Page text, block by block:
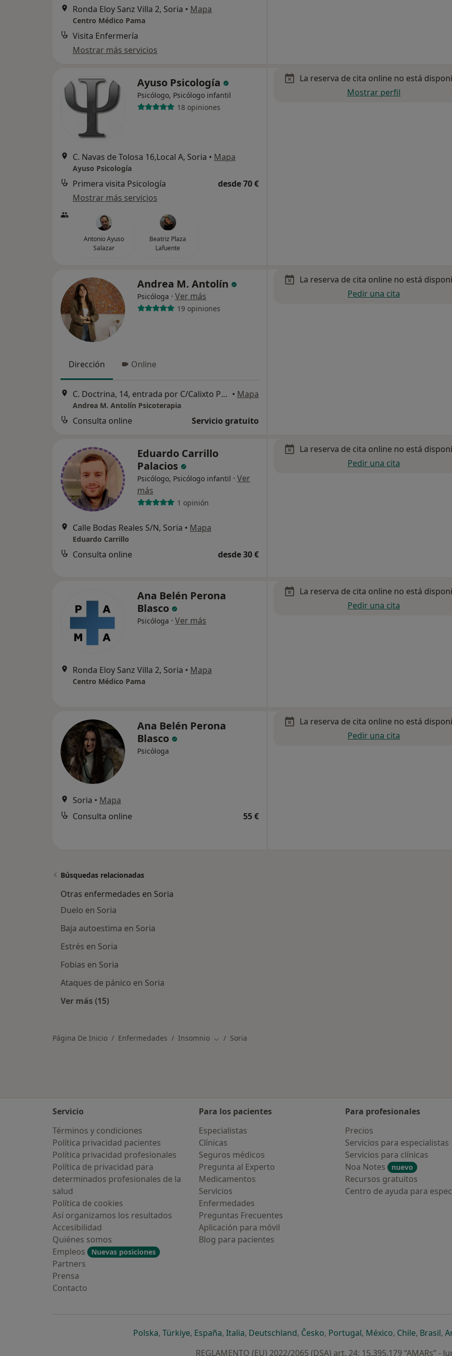
Ronda Eloy Sanz Villa 2, Soria • Mapa
Centro Médico Pama
Visita Enfermería
Mostrar más servicios
Ayuso Psicología
Psicólogo, Psicólogo infantil
18 opiniones
C. Navas de Tolosa 16,Local A, Soria • Mapa
Ayuso Psicología
Primera visita Psicología
desde 70 €
Mostrar más servicios
Antonio Ayuso
Salazar
Beatriz Plaza
Lafuente
La reserva de cita online no está
Mostrar perfil
Andrea M. Antolín
Psicóloga · Ver más
19 opiniones
Dirección Online
C. Doctrina, 14, entrada por C/Calixto Pereda, Soria • Mapa
Andrea M. Antolín Psicoterapia
Consulta online Servicio gratuito
La reserva de cita online no está
Pedir una cita
Eduardo Carrillo
Palacios
Psicólogo, Psicólogo infantil · Ver
más
1 opinión
Calle Bodas Reales S/N, Soria • Mapa
Eduardo Carrillo
Consulta online desde 30 €
La reserva de cita online no está
Pedir una cita
Ana Belén Perona
Blasco
Psicóloga · Ver más
Ronda Eloy Sanz Villa 2, Soria • Mapa
Centro Médico Pama
La reserva de cita online no está
Pedir una cita
Ana Belén Perona
Blasco
Psicóloga
Soria • Mapa
Consulta online
55 €
La reserva de cita online no está
Pedir una cita
Búsquedas relacionadas
Otras enfermedades en Soria
Duelo en Soria
Baja autoestima en Soria
Estrés en Soria
Fobias en Soria
Ataques de pánico en Soria
Ver más (15)
Página De Inicio Enfermedades Insomnio Cambiar de ciudad
Soria
Servicio
Términos y condiciones
Política privacidad pacientes
Política privacidad profesionales
Política de privacidad para
determinados profesionales de la
salud
Política de cookies
Así organizamos los resultados
Accesibilidad
Quiénes somos
Empleos
Nuevas posiciones
Partners
Prensa
Contacto
Para los pacientes
Especialistas
Clínicas
Seguros médicos
Pregunta al Experto
Medicamentos
Servicios
Enfermedades
Preguntas Frecuentes
Aplicación para móvil
Blog para pacientes
Para profesionales
Precios
Servicios para especialistas
Servicios para clínicas
Noa Notes
nuevo
Recursos gratuitos
Centro de ayuda para
Polskase abre en una nueva pestaña
, Türkiyese abre en una nueva pestaña
, Españase abre en una nueva pestaña
, Italiase abre en una nueva pestaña
, Deutschlandse abre en una nueva pestaña
, Českose abre en una nueva pestaña
, Portugalse abre en una nueva
, Méxicose abre en una
, Chilese abre
, Brasilse
,
REGLAMENTO (EU) 2022/2065 (DSA) art. 24: 15.395.179 “AMARs” -